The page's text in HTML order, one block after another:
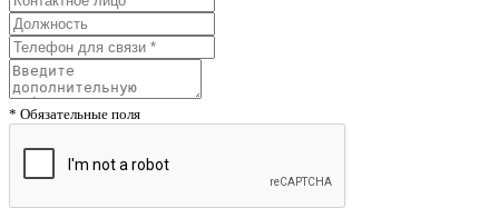
* Обязательные поля